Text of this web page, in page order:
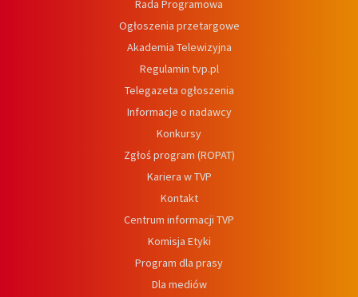
Rada Programowa
Ogłoszenia przetargowe
Akademia Telewizyjna
Regulamin tvp.pl
Telegazeta ogłoszenia
Informacje o nadawcy
Konkursy
Zgłoś program (ROPAT)
Kariera w TVP
Kontakt
Centrum informacji TVP
Komisja Etyki
Program dla prasy
Dla mediów